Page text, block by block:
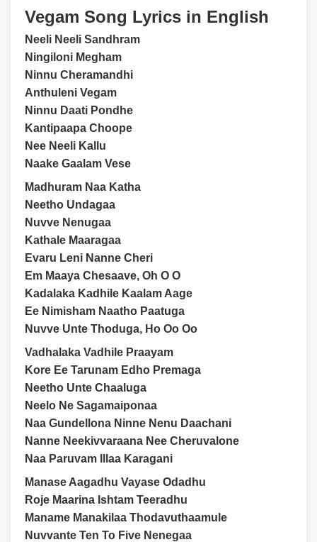
Vegam Song Lyrics in English
Neeli Neeli Sandhram
Ningiloni Megham
Ninnu Cheramandhi
Anthuleni Vegam
Ninnu Daati Pondhe
Kantipaapa Choope
Nee Neeli Kallu
Naake Gaalam Vese
Madhuram Naa Katha
Neetho Undagaa
Nuvve Nenugaa
Kathale Maaragaa
Evaru Leni Nanne Cheri
Em Maaya Chesaave, Oh O O
Kadalaka Kadhile Kaalam Aage
Ee Nimisham Naatho Paatuga
Nuvve Unte Thoduga, Ho Oo Oo
Vadhalaka Vadhile Praayam
Kore Ee Tarunam Edho Premaga
Neetho Unte Chaaluga
Neelo Ne Sagamaiponaa
Naa Gundellona Ninne Nenu Daachani
Nanne Neekivvaraana Nee Cheruvalone
Naa Paruvam Illaa Karagani
Manase Aagadhu Vayase Odadhu
Roje Maarina Ishtam Teeradhu
Maname Manakilaa Thodavuthaamule
Nuvvante Ten To Five Nenegaa